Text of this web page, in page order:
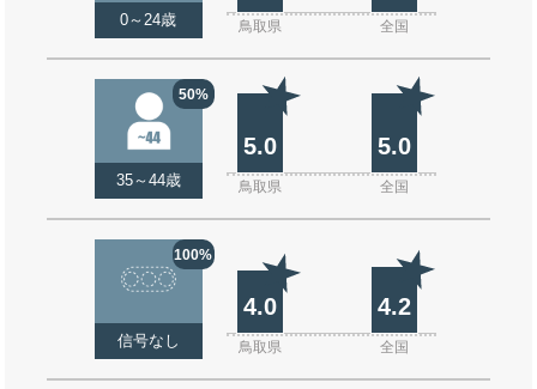
0～24歳 鳥取県 全国
50%
35～44歳
5.0 5.0
鳥取県 全国
100%
信号なし
4.0 4.2
鳥取県 全国